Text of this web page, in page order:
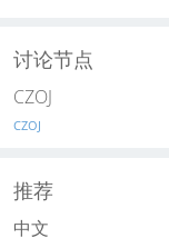
讨论节点
CZOJ
CZOJ
推荐
中文